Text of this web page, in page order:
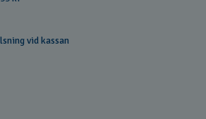
vid kassan